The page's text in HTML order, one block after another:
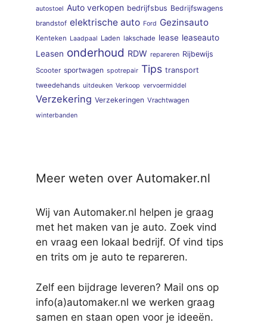
autostoel Auto verkopen bedrijfsbus Bedrijfswagens
brandstof elektrische auto Ford Gezinsauto
Kenteken Laadpaal Laden lakschade lease leaseauto
Leasen onderhoud RDW repareren Rijbewijs
Scooter sportwagen spotrepair Tips transport
tweedehands uitdeuken Verkoop vervoermiddel
Verzekering Verzekeringen Vrachtwagen
winterbanden
Meer weten over Automaker.nl
Wij van Automaker.nl helpen je graag
met het maken van je auto. Zoek vind
en vraag een lokaal bedrijf. Of vind tips
en trits om je auto te repareren.
Zelf een bijdrage leveren? Mail ons op
info(a)automaker.nl we werken graag
samen en staan open voor je ideeën.